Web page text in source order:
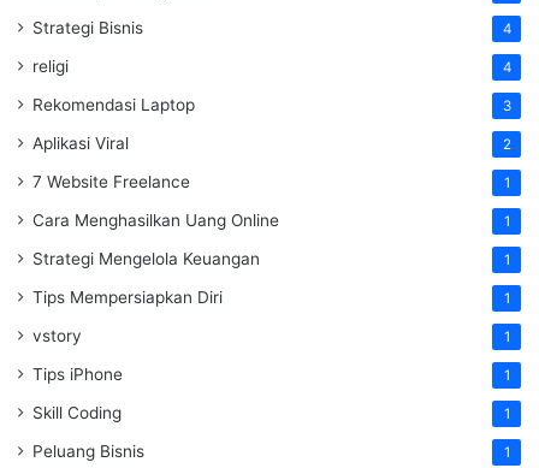
Strategi Bisnis 4
religi 4
Rekomendasi Laptop 3
Aplikasi Viral 2
7 Website Freelance 1
Cara Menghasilkan Uang Online 1
Strategi Mengelola Keuangan 1
Tips Mempersiapkan Diri 1
vstory 1
Tips iPhone 1
Skill Coding 1
Peluang Bisnis 1